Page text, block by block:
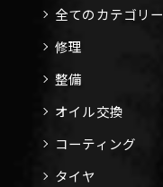
全てのカテゴリー
修理
整備
オイル交換
コーティング
タイヤ